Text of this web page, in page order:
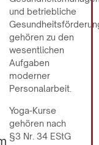
und betriebliche
gehören zu den
wesentlichen
Aufgaben
moderner
Personalarbeit.
Yoga-Kurse
gehören nach
§3 Nr. 34 EStG